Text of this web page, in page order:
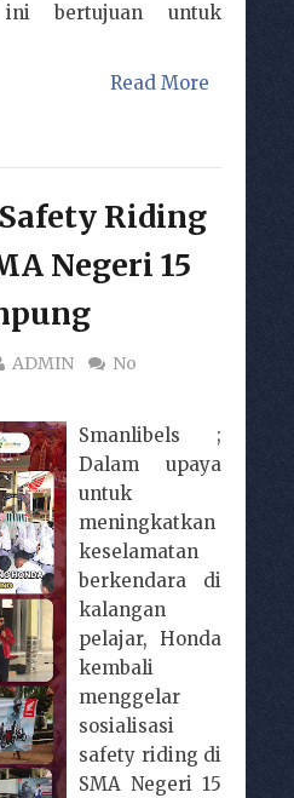
bertujuan untuk
Read More
Riding
Negeri 15
ADMIN
No
Smanlibels ;
Dalam upaya
untuk
meningkatkan
keselamatan
berkendara di
kalangan
pelajar, Honda
kembali
menggelar
sosialisasi
safety riding di
SMA Negeri 15